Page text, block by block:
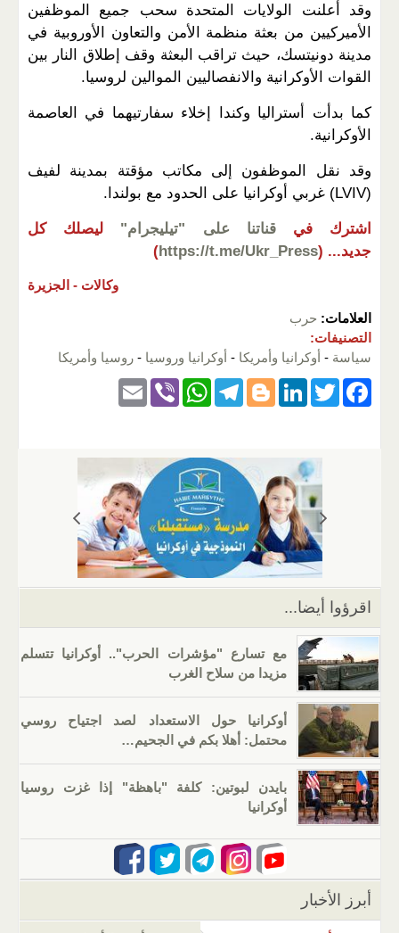
وقد أعلنت الولايات المتحدة سحب جميع الموظفين
الأميركيين من بعثة منظمة الأمن والتعاون الأوروبية في
مدينة دونيتسك، حيث تراقب البعثة وقف إطلاق النار بين
القوات الأوكرانية والانفصاليين الموالين لروسيا.
كما بدأت أستراليا وكندا إخلاء سفارتيهما في العاصمة
الأوكرانية.
وقد نقل الموظفون إلى مكاتب مؤقتة بمدينة لفيف
(LVIV) غربي أوكرانيا على الحدود مع بولندا.
اشترك في قناتنا على "تيليجرام"
ليصلك كل
جديد... (
https://t.me/Ukr_Press
)
وكالات - الجزيرة
العلامات: حرب
التصنيفات:
سياسة - أوكرانيا وأمريكا - أوكرانيا وروسيا - روسيا وأمريكا
F
k
T
er
Li
e
dI
n
Bl
g
er
T
gr
a
m
W
s
A
p
p
Vi
اقرؤوا أيضا...
مع تسارع "مؤشرات الحرب".. أوكرانيا تتسلم
مزيدا من سلاح الغرب
أوكرانيا حول الاستعداد لصد اجتياح روسي
محتمل: أهلا بكم في الجحيم…
بايدن لبوتين: كلفة "باهظة" إذا غزت روسيا
أوكرانيا
أبرز الأخبار